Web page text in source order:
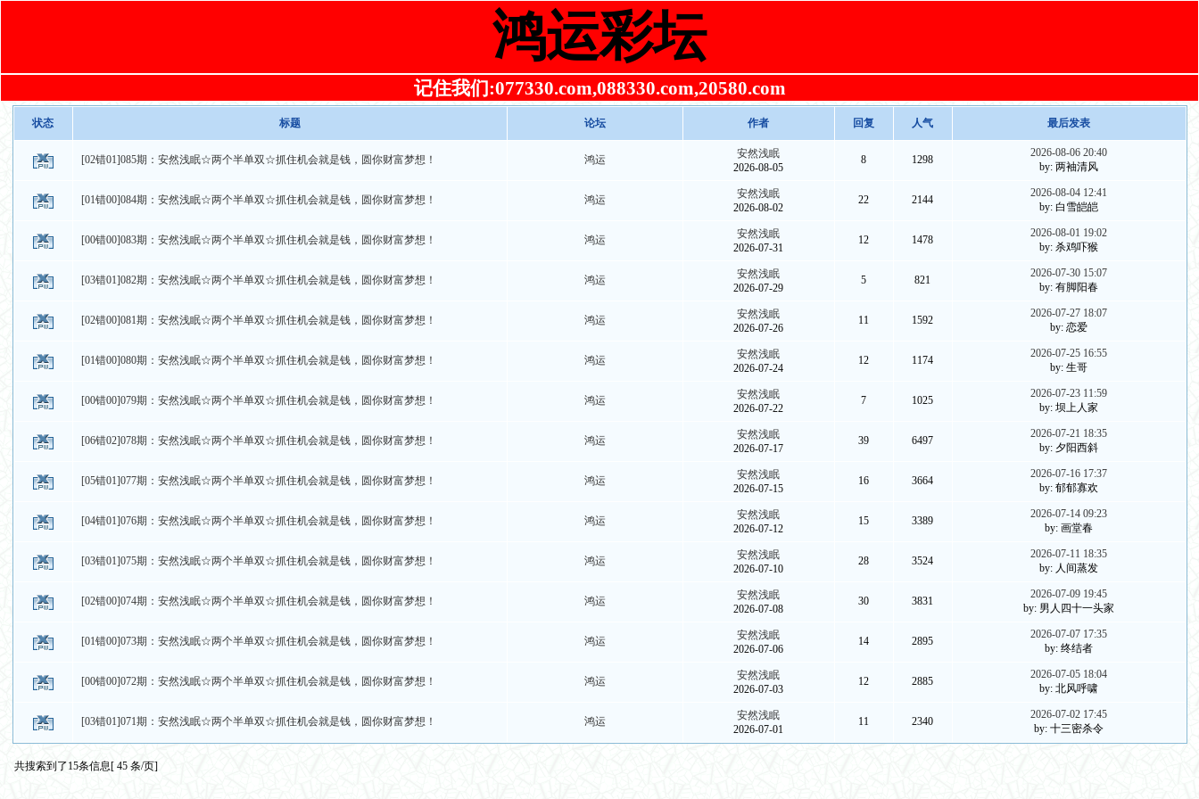
鸿运彩坛
记住我们:077330.com,088330.com,20580.com
状态 标题 论坛 作者 回复 人气 最后发表
[02错01]085期：安然浅眠☆两个半单双☆抓住机会就是钱，圆你财富梦想！ 鸿运
安然浅眠
2026-08-05
8 1298
2026-08-06 20:40
by: 两袖清风
[01错00]084期：安然浅眠☆两个半单双☆抓住机会就是钱，圆你财富梦想！ 鸿运
安然浅眠
2026-08-02
22 2144
2026-08-04 12:41
by: 白雪皑皑
[00错00]083期：安然浅眠☆两个半单双☆抓住机会就是钱，圆你财富梦想！ 鸿运
安然浅眠
2026-07-31
12 1478
2026-08-01 19:02
by: 杀鸡吓猴
[03错01]082期：安然浅眠☆两个半单双☆抓住机会就是钱，圆你财富梦想！ 鸿运
安然浅眠
2026-07-29
5 821
2026-07-30 15:07
by: 有脚阳春
[02错00]081期：安然浅眠☆两个半单双☆抓住机会就是钱，圆你财富梦想！ 鸿运
安然浅眠
2026-07-26
11 1592
2026-07-27 18:07
by: 恋爱
[01错00]080期：安然浅眠☆两个半单双☆抓住机会就是钱，圆你财富梦想！ 鸿运
安然浅眠
2026-07-24
12 1174
2026-07-25 16:55
by: 生哥
[00错00]079期：安然浅眠☆两个半单双☆抓住机会就是钱，圆你财富梦想！ 鸿运
安然浅眠
2026-07-22
7 1025
2026-07-23 11:59
by: 坝上人家
[06错02]078期：安然浅眠☆两个半单双☆抓住机会就是钱，圆你财富梦想！ 鸿运
安然浅眠
2026-07-17
39 6497
2026-07-21 18:35
by: 夕阳西斜
[05错01]077期：安然浅眠☆两个半单双☆抓住机会就是钱，圆你财富梦想！ 鸿运
安然浅眠
2026-07-15
16 3664
2026-07-16 17:37
by: 郁郁寡欢
[04错01]076期：安然浅眠☆两个半单双☆抓住机会就是钱，圆你财富梦想！ 鸿运
安然浅眠
2026-07-12
15 3389
2026-07-14 09:23
by: 画堂春
[03错01]075期：安然浅眠☆两个半单双☆抓住机会就是钱，圆你财富梦想！ 鸿运
安然浅眠
2026-07-10
28 3524
2026-07-11 18:35
by: 人间蒸发
[02错00]074期：安然浅眠☆两个半单双☆抓住机会就是钱，圆你财富梦想！ 鸿运
安然浅眠
2026-07-08
30 3831
2026-07-09 19:45
by: 男人四十一头家
[01错00]073期：安然浅眠☆两个半单双☆抓住机会就是钱，圆你财富梦想！ 鸿运
安然浅眠
2026-07-06
14 2895
2026-07-07 17:35
by: 终结者
[00错00]072期：安然浅眠☆两个半单双☆抓住机会就是钱，圆你财富梦想！ 鸿运
安然浅眠
2026-07-03
12 2885
2026-07-05 18:04
by: 北风呼啸
[03错01]071期：安然浅眠☆两个半单双☆抓住机会就是钱，圆你财富梦想！ 鸿运
安然浅眠
2026-07-01
11 2340
2026-07-02 17:45
by: 十三密杀令
共搜索到了15条信息[ 45 条/页]